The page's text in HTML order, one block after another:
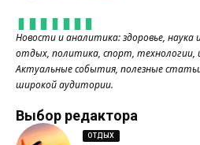
Новости и аналитика: здоровье, наука
отдых, политика, спорт, технологии,
Актуальные события, полезные
широкой аудитории.
Выбор редактора
ОТДЫХ